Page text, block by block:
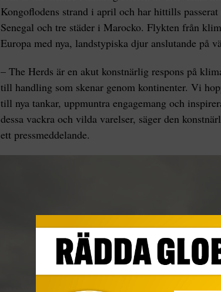
Kongoflodens strand i april och har hittills
Senegal och tre städer i Marocko. Flykten från
Europa med nya, landstypiska djur anslutande på
– The Herds är en akut konstnärlig respons på
till handling som skenar genom kontinenter. Vi
till nya tankar, uppmuntra engagemang och
dessa vackra och vilda varelser, säger den
ett pressmeddelande.